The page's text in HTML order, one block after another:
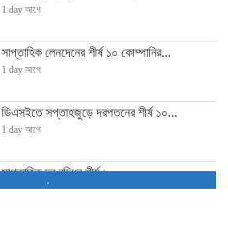
1 day আগে
সাপ্তাহিক লেনদেনের শীর্ষ ১০ কোম্পানির...
1 day আগে
ডিএসইতে সপ্তাহজুড়ে দরপতনের শীর্ষ ১০...
1 day আগে
সাপ্তাহিক দর বৃদ্ধির শীর্ষ ১০...
1 day আগে
.